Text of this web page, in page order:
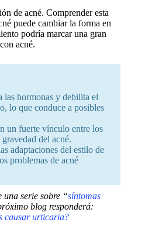
de acné. Comprender esta
puede cambiar la forma en
podría marcar una gran
acné.
las hormonas y debilita el
lo que conduce a posibles
un fuerte vínculo entre los
del acné.
adaptaciones del estilo de
problemas de acné
una serie sobre “síntomas
blog responderá:
causar urticaria?